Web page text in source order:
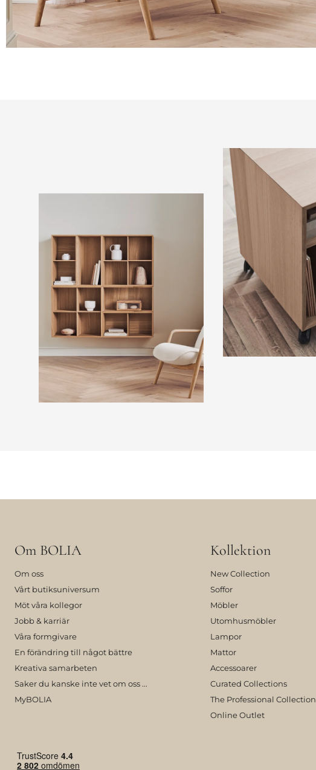
Om BOLIA
Om oss
Vårt butiksuniversum
Möt våra kollegor
Jobb & karriär
Våra formgivare
En förändring till något bättre
Kreativa samarbeten
Saker du kanske inte vet om oss ...
MyBOLIA
Kollektion
New Collection
Soffor
Möbler
Utomhusmöbler
Lampor
Mattor
Accessoarer
Curated Collections
The Professional Collection
Online Outlet